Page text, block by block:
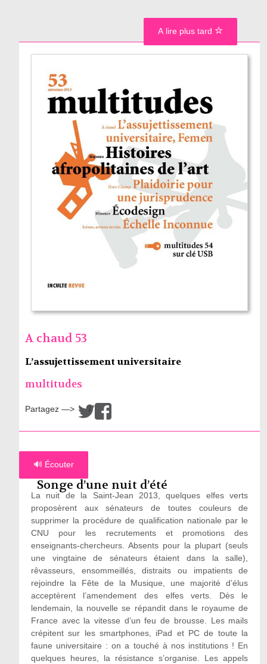
A chaud 53
L’assujettissement universitaire
multitudes
Partagez —> /
🔊 Écouter
Songe d’une nuit d’été
La nuit de la Saint-Jean 2013, quelques elfes verts
proposèrent aux sénateurs de toutes couleurs de
supprimer la procédure de qualification nationale par le
CNU pour les recrutements et promotions des
enseignants-chercheurs. Absents pour la plupart (seuls
une vingtaine de sénateurs étaient dans la salle),
rêvasseurs, ensommeillés, distraits ou impatients de
rejoindre la Fête de la Musique, une majorité d’élus
acceptèrent l’amendement des elfes verts. Dès le
lendemain, la nouvelle se répandit dans le royaume de
France avec la vitesse d’un feu de brousse. Les mails
crépitent sur les smartphones, iPad et PC de toute la
faune universitaire : on a touché à nos institutions ! En
quelques heures, la résistance s’organise. Les appels
A lire plus tard